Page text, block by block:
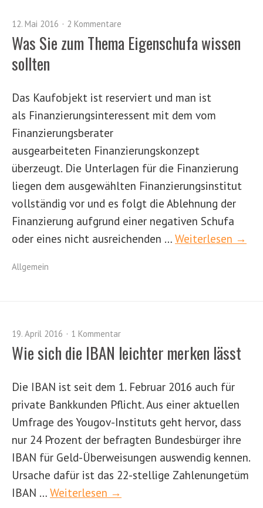
12. Mai 2016 2 Kommentare
Was Sie zum Thema Eigenschufa wissen
sollten
Das Kaufobjekt ist reserviert und man ist
als Finanzierungsinteressent mit dem vom
Finanzierungsberater
ausgearbeiteten Finanzierungskonzept
überzeugt. Die Unterlagen für die Finanzierung
liegen dem ausgewählten Finanzierungsinstitut
vollständig vor und es folgt die Ablehnung der
Finanzierung aufgrund einer negativen Schufa
oder eines nicht ausreichenden … Weiterlesen →
Allgemein
19. April 2016 1 Kommentar
Wie sich die IBAN leichter merken lässt
Die IBAN ist seit dem 1. Februar 2016 auch für
private Bankkunden Pflicht. Aus einer aktuellen
Umfrage des Yougov-Instituts geht hervor, dass
nur 24 Prozent der befragten Bundesbürger ihre
IBAN für Geld-Überweisungen auswendig kennen.
Ursache dafür ist das 22-stellige Zahlenungetüm
IBAN … Weiterlesen →